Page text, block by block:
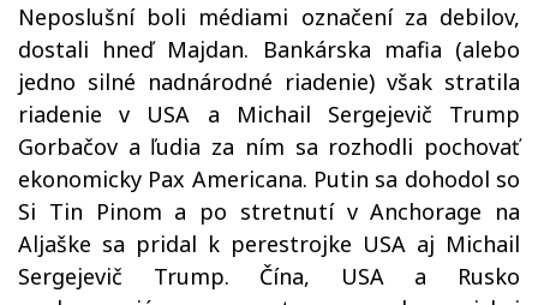
Neposlušní boli médiami označení za debilov,
dostali hneď Majdan. Bankárska mafia (alebo
jedno silné nadnárodné riadenie) však stratila
riadenie v USA a Michail Sergejevič Trump
Gorbačov a ľudia za ním sa rozhodli pochovať
ekonomicky Pax Americana. Putin sa dohodol so
Si Tin Pinom a po stretnutí v Anchorage na
Aljaške sa pridal k perestrojke USA aj Michail
Sergejevič Trump. Čína, USA a Rusko